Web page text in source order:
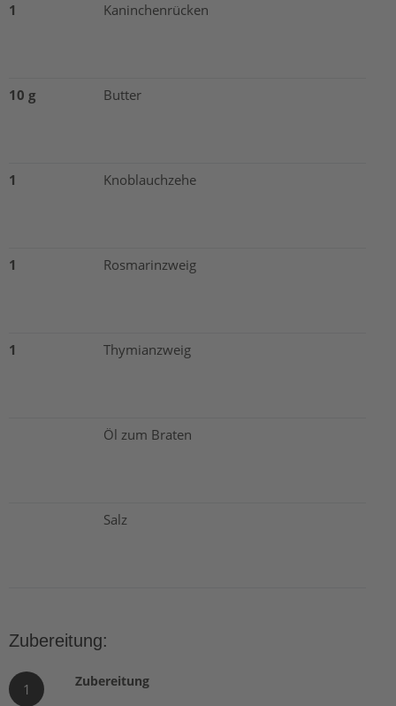
1
Kaninchenrücken
10 g Butter
1 Knoblauchzehe
1 Rosmarinzweig
1 Thymianzweig
Öl zum Braten
Salz
Zubereitung:
1 Zubereitung